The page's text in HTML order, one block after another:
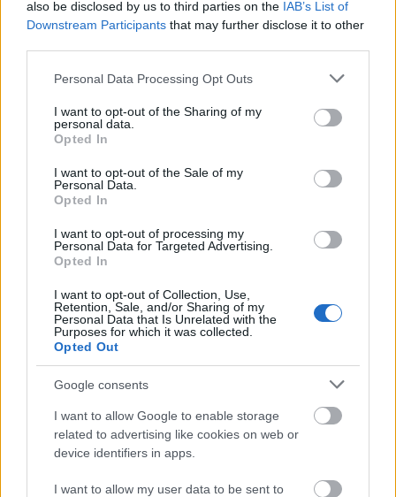
also be disclosed by us to third parties on the IAB’s List of
Downstream Participants that may further disclose it to other
Please note that this website/app uses one or more Google
not limited to your visit or usage behaviour. You may click to
grant or deny consent to Google and its third-party tags to
use your data for below specified purposes in below Google
consent section.
Personal Data Processing Opt Outs
I want to opt-out of the Sharing of my
personal data.
Opted In
I want to opt-out of the Sale of my
Personal Data.
Opted In
I want to opt-out of processing my
Personal Data for Targeted Advertising.
Opted In
I want to opt-out of Collection, Use,
Retention, Sale, and/or Sharing of my
Personal Data that Is Unrelated with the
Purposes for which it was collected.
Opted Out
Google consents
I want to allow Google to enable storage
related to advertising like cookies on web or
device identifiers in apps.
I want to allow my user data to be sent to
Nagyon kedvelem a várost. Nem csak a strandjait és
bárjait, nem csak a felhőkarcolókat és a luxust,
hanem a szuperhangulatos egyedi kis negyedeket,
mint a Wynwood design negyedet és a kubai
MIAMI: ahova a sztárok nem csak
nyaralni járnak 1.
•2016. december 11.